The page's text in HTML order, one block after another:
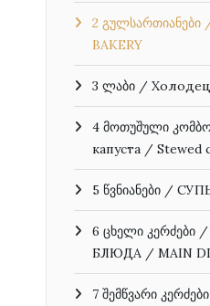
2
BAKERY
3 ლაბი /
4 მოთუშული
капуста / Stewed
5 წვნიანები /
6 ცხელი კერძები
БЛЮДА / MAIN
7 შემწვარი